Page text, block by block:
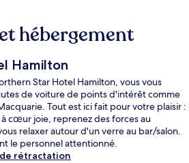
hébergement
Hamilton
Star Hotel Hamilton, vous vous
de voiture de points d'intérêt comme
Tout est ici fait pour votre plaisir :
cœur joie, reprenez des forces au
relaxer autour d'un verre au bar/salon.
le personnel attentionné.
rétractation